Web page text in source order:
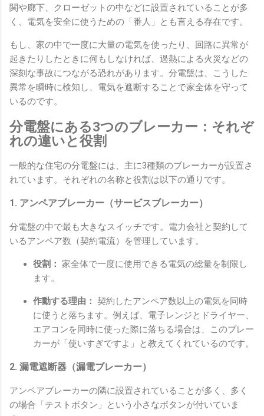
関や廊下、クローゼットの中などに設置されていることが多
く、電気を安全に使うための「番人」とも言える存在です。
もし、家の中で一度に大量の電気を使ったり、回路に異常が
起きたりしたときに何もしなければ、過熱による火災などの
深刻な事故につながる恐れがあります。分電盤は、こうした
異常を瞬時に検知し、電気を遮断することで家全体を守って
いるのです。
分電盤にある3つのブレーカー：それぞ
れの違いと役割
一般的な住宅の分電盤には、主に3種類のブレーカーが設置さ
れています。それぞれの名称と役割は以下の通りです。
1. アンペアブレーカー（サービスブレーカー）
分電盤の中で最も大きなスイッチです。電力会社と契約して
いるアンペア数（契約電流）を管理しています。
役割： 家全体で一度に使用できる電気の総量を制限し
ます。
作動する理由： 契約したアンペア数以上の電気を同時
に使うと落ちます。例えば、電子レンジとドライヤー、
エアコンを同時に使った際に落ちる場合は、このブレー
カーが「使いすぎですよ」と教えてくれているのです。
2. 漏電遮断器（漏電ブレーカー）
アンペアブレーカーの隣に設置されていることが多く、多く
の場合「テストボタン」という小さなボタンが付いていま